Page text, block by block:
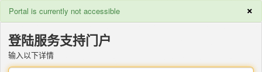
×
Portal is currently not accessible
登陆服务支持门户
输入以下详情